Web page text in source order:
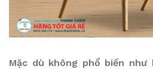
Mặc dù không phổ biến